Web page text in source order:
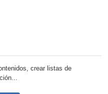
crear listas de